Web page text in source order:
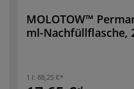
MOLOTOW™
ml-Nachfüllflasche,
1 l: 88,25 €